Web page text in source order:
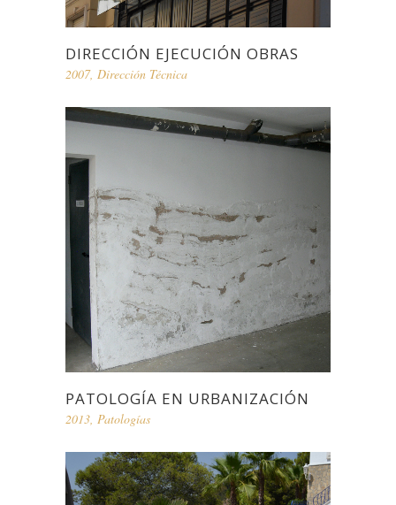
DIRECCIÓN EJECUCIÓN OBRAS
2007, Dirección Técnica
PATOLOGÍA EN URBANIZACIÓN
2013, Patologías